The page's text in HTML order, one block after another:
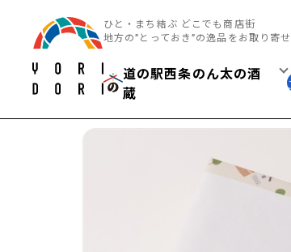
ひと・まち結ぶ どこでも商店街
地方の”とっておき”の逸品をお取り寄せ
道の駅西条のん太の酒
蔵